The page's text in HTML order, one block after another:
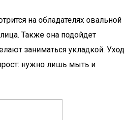
на обладателях овальной
Также она подойдет
заниматься укладкой. Уход
нужно лишь мыть и